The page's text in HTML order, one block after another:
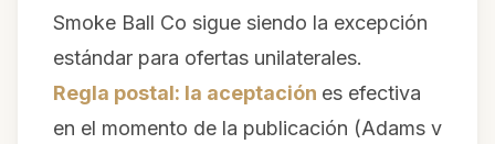
Smoke Ball Co sigue siendo la excepción
estándar para ofertas unilaterales.
Regla postal: la aceptación es efectiva
en el momento de la publicación (Adams v